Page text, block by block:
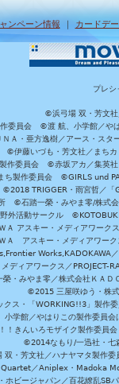
ンペーン情報 ｜ カードデ
プレシ
©浜弓場 双・芳文社
委員会 ©渡 航、小学館／や
Ａ・亜方逸樹／アース・ス
伊藤いづも・芳文社／まち
作委員会 ©赤坂アカ／集英
ち製作委員会 ©GIRLS und
TRIGGER・雨宮哲／
©石踏一榮・みやま零/株式
外活動サークル
Ａ アスキー・メディアワー
Ａ アスキー・メディアワ
Works,KADOKAWA
ディアワークス／
・みやま零／株式会社ＫＡＤ
©2015 三屋咲ゆう・株
クス・「WORKING!!3」製作
小学館／やはりこの製作委員
！きんいろモザイク製作委員
©2014なもり/一迅社・
双・芳文社／ハナヤマタ製作
／Aniplex・Madoka
ホビージャパン／百花繚乱